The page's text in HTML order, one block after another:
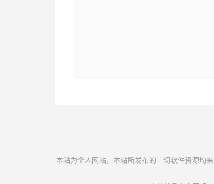
本站为个人网站，本站所发布的一切软件资源均